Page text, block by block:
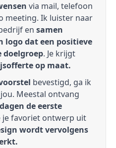
via mail, telefoon
meeting. Ik luister naar
en samen
logo dat een positieve
doelgroep. Je krijgt
op maat.
bevestigd, ga ik
Meestal ontvang
de eerste
je favoriet ontwerp uit
wordt vervolgens